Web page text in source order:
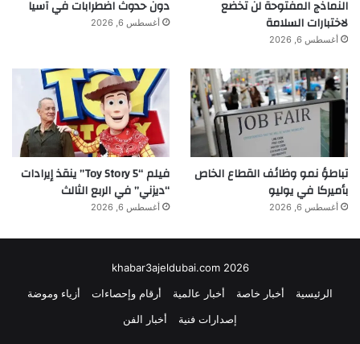
النماذج المفتوحة لن تخضع
لاختبارات السلامة
أغسطس 6, 2026
دون حدوث اضطرابات في آسيا
أغسطس 6, 2026
تباطؤ نمو وظائف القطاع الخاص
بأميركا في يوليو
أغسطس 6, 2026
فيلم “Toy Story 5” ينقذ إيرادات
“ديزني” في الربع الثالث
أغسطس 6, 2026
khabar3ajeldubai.com 2026
الرئيسية
أخبار خاصة أخبار عالمية أرقام وإحصاءات
أزياء وموضة
إصدارات فنية
أخبار الفن